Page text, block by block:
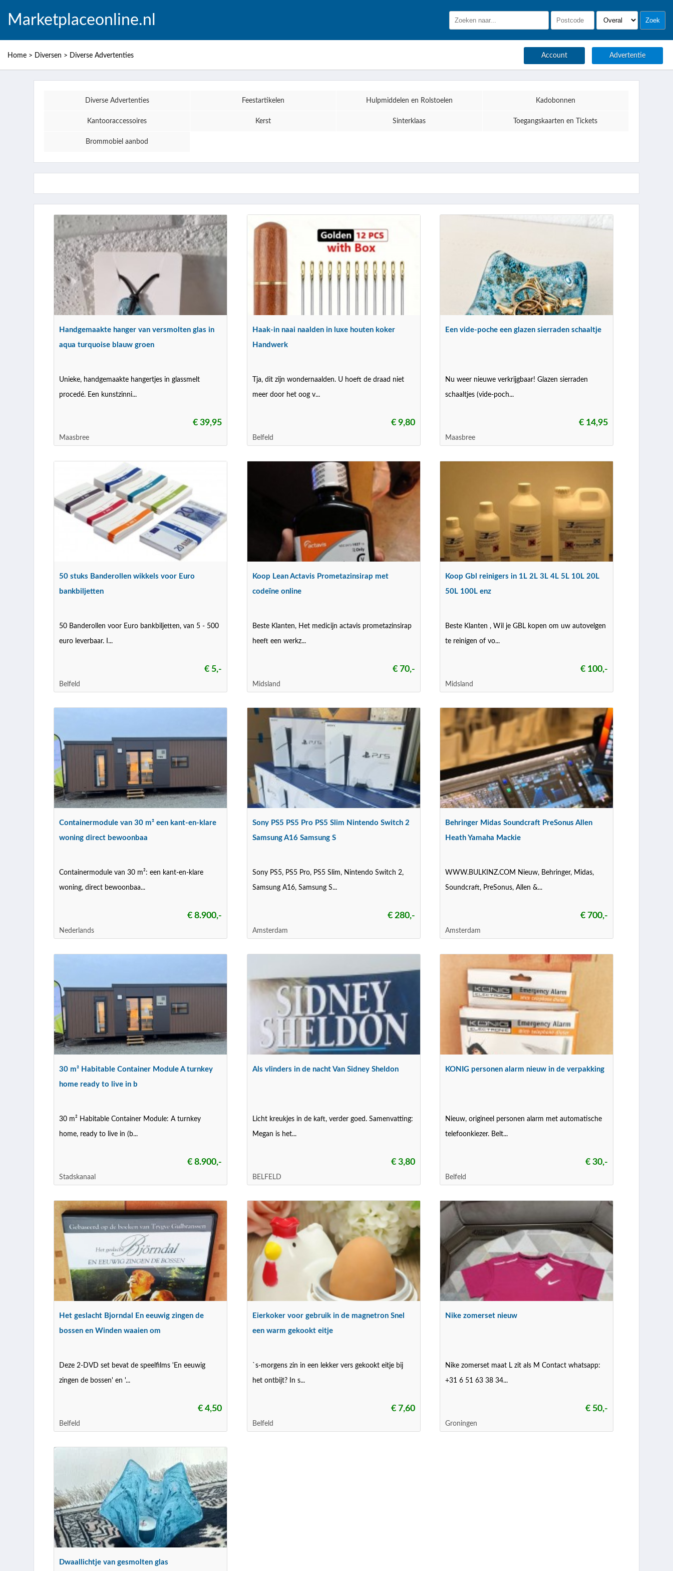
Marketplaceonline.nl
Home > Diversen > Diverse Advertenties Account Advertentie
Diverse Advertenties Feestartikelen Hulpmiddelen en Rolstoelen Kadobonnen
Kantooraccessoires Kerst Sinterklaas Toegangskaarten en Tickets
Brommobiel aanbod
Handgemaakte hanger van versmolten glas in
aqua turquoise blauw groen
Unieke, handgemaakte hangertjes in glassmelt
procedé. Een kunstzinni...
€ 39,95
Maasbree
Haak-in naai naalden in luxe houten koker
Handwerk
Tja, dit zijn wondernaalden. U hoeft de draad niet
meer door het oog v...
€ 9,80
Belfeld
Een vide-poche een glazen sierraden schaaltje
Nu weer nieuwe verkrijgbaar! Glazen sierraden
schaaltjes (vide-poch...
€ 14,95
Maasbree
50 stuks Banderollen wikkels voor Euro
bankbiljetten
50 Banderollen voor Euro bankbiljetten, van 5 - 500
euro leverbaar. I...
€ 5,-
Belfeld
Koop Lean Actavis Prometazinsirap met
codeïne online
Beste Klanten, Het medicijn actavis prometazinsirap
heeft een werkz...
€ 70,-
Midsland
Koop Gbl reinigers in 1L 2L 3L 4L 5L 10L 20L
50L 100L enz
Beste Klanten , Wil je GBL kopen om uw autovelgen
te reinigen of vo...
€ 100,-
Midsland
Containermodule van 30 m² een kant-en-klare
woning direct bewoonbaa
Containermodule van 30 m²: een kant-en-klare
woning, direct bewoonbaa...
€ 8.900,-
Nederlands
Sony PS5 PS5 Pro PS5 Slim Nintendo Switch 2
Samsung A16 Samsung S
Sony PS5, PS5 Pro, PS5 Slim, Nintendo Switch 2,
Samsung A16, Samsung S...
€ 280,-
Amsterdam
Behringer Midas Soundcraft PreSonus Allen
Heath Yamaha Mackie
WWW.BULKINZ.COM Nieuw, Behringer, Midas,
Soundcraft, PreSonus, Allen &...
€ 700,-
Amsterdam
30 m² Habitable Container Module A turnkey
home ready to live in b
30 m² Habitable Container Module: A turnkey
home, ready to live in (b...
€ 8.900,-
Stadskanaal
Als vlinders in de nacht Van Sidney Sheldon
Licht kreukjes in de kaft, verder goed. Samenvatting:
Megan is het...
€ 3,80
BELFELD
KONIG personen alarm nieuw in de verpakking
Nieuw, origineel personen alarm met automatische
telefoonkiezer. Belt...
€ 30,-
Belfeld
Het geslacht Bjorndal En eeuwig zingen de
bossen en Winden waaien om
Deze 2-DVD set bevat de speelfilms 'En eeuwig
zingen de bossen' en '...
€ 4,50
Belfeld
Eierkoker voor gebruik in de magnetron Snel
een warm gekookt eitje
`s-morgens zin in een lekker vers gekookt eitje bij
het ontbijt? In s...
€ 7,60
Belfeld
Nike zomerset nieuw
Nike zomerset maat L zit als M Contact whatsapp:
+31 6 51 63 38 34...
€ 50,-
Groningen
Dwaallichtje van gesmolten glas